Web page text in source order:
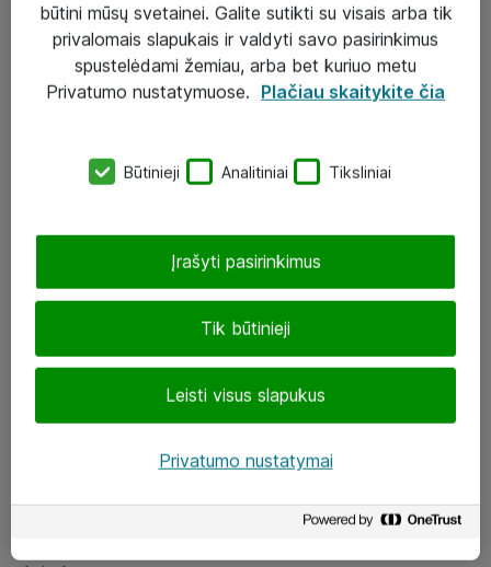
Įgyvendinti projektai
Atea ekspertų patarimai verslui
eShop@atea.lt
LinkedIn
būtini mūsų svetainei. Galite sutikti su visais arba tik
privalomais slapukais ir valdyti savo pasirinkimus
spustelėdami žemiau, arba bet kuriuo metu
Privatumo nustatymuose. Plačiau skaitykite čia
Būtinieji Analitiniai Tiksliniai
Tik būtinieji
Leisti visus slapukus
Įrašyti pasirinkimus
Privatumo nustatymai